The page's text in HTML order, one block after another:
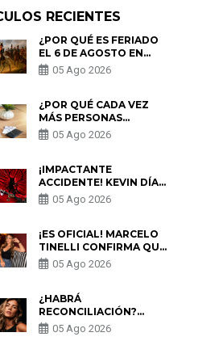
RECIENTES
¿POR QUÉ ES FERIADO
EL 6 DE AGOSTO EN
PERÚ? ESTA ES LA
HISTORIA
05 Ago 2026
¿POR QUÉ CADA VEZ
MÁS PERSONAS
UTILIZAN UNA VPN
PARA PROTEGER SU
05 Ago 2026
¡IMPACTANTE
ACCIDENTE! KEVIN DÍAZ
CAE DESDE OCHO
METROS EN “ESTO ES
PREOCUPACIÓN
05 Ago 2026
¡ES OFICIAL! MARCELO
TINELLI CONFIRMA QUE
REGRESÓ CON MILETT
FIGUEROA: “EL AMOR
05 Ago 2026
¿HABRÁ
RECONCILIACIÓN?
MARIO HART ADMITE
QUE PODRÍA VOLVER
05 Ago 2026